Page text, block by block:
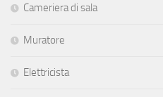
Cameriera di sala
Muratore
Elettricista